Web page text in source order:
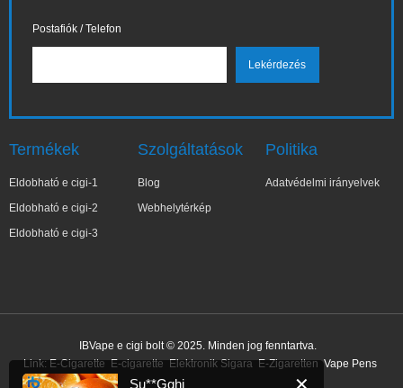
Postafiók / Telefon
Termékek
Eldobható e cigi-1
Eldobható e cigi-2
Eldobható e cigi-3
Szolgáltatások
Blog
Webhelytérkép
Politika
Adatvédelmi irányelvek
IBVape e cigi bolt © 2025. Minden jog fenntartva.
Link: E-Cigarette E-cigarette Elektronik Sigara E-Zigaretten Vape Pens
Nemrég vásárolt